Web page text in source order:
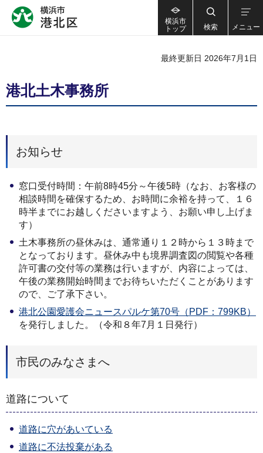
横浜市
トップ
検索 メニュー
最終更新日 2026年7月1日
港北土木事務所
お知らせ
窓口受付時間：午前8時45分～午後5時（なお、お客様の
相談時間を確保するため、お時間に余裕を持って、１６
時半までにお越しくださいますよう、お願い申し上げま
す）
土木事務所の昼休みは、通常通り１２時から１３時まで
となっております。昼休み中も境界調査図の閲覧や各種
許可書の交付等の業務は行いますが、内容によっては、
午後の業務開始時間までお待ちいただくことがあります
ので、ご了承下さい。
港北公園愛護会ニュースパルケ第70号（PDF：799KB）
を発行しました。（令和８年7月１日発行）
市民のみなさまへ
道路について
道路に穴があいている
道路に不法投棄がある